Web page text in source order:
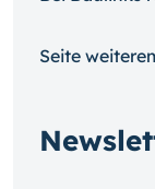
Seite